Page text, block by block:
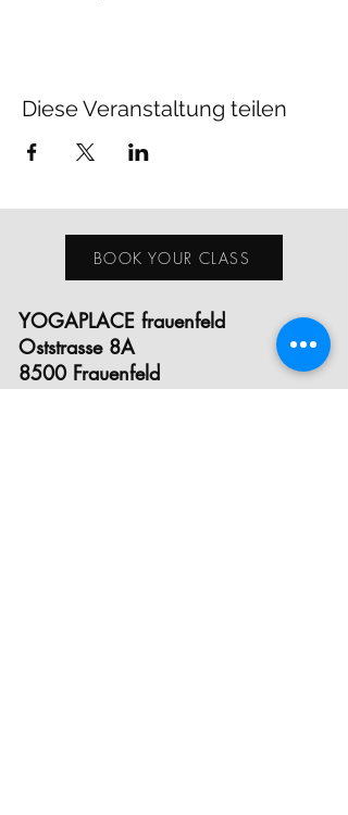
Diese Veranstaltung teilen
BOOK YOUR CLASS
YOGAPLACE frauenfeld
Oststrasse 8A
8500 Frauenfeld